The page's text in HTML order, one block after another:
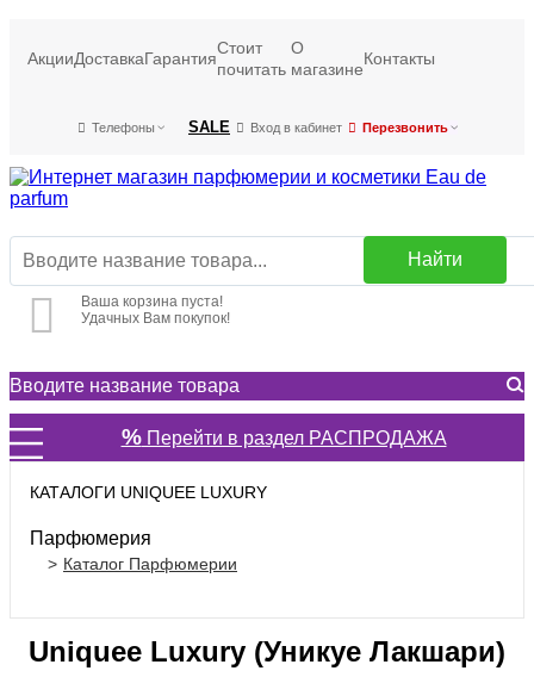
АкцииДоставкаГарантия
Стоит
почитать
О
магазине
Контакты
Телефоны SALE Вход в кабинет Перезвонить
Найти
Ваша корзина пуста!
Удачных Вам покупок!
%Перейти в раздел РАСПРОДАЖА
КАТАЛОГИ UNIQUEE LUXURY
Парфюмерия
Каталог Парфюмерии
Uniquee Luxury (Уникуе Лакшари)